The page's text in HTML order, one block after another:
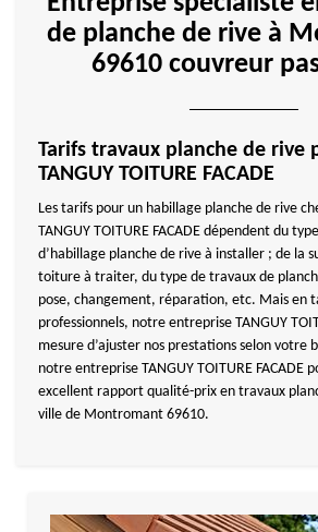
de planche de rive à
69610 couvreur
Tarifs travaux planche de rive
TANGUY TOITURE FACADE
Les tarifs pour un habillage planche de rive
TANGUY TOITURE FACADE dépendent du
d’habillage planche de rive à installer ; de la
toiture à traiter, du type de travaux de
pose, changement, réparation, etc. Mais en
professionnels, notre entreprise TANGUY
mesure d’ajuster nos prestations selon votre
notre entreprise TANGUY TOITURE FACADE
excellent rapport qualité-prix en travaux
ville de Montromant 69610.